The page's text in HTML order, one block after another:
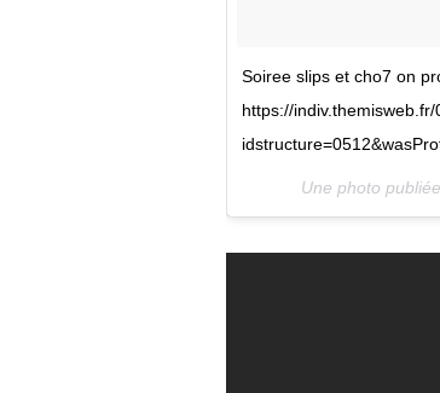
Soiree slips et cho7 on
https://
Une photo